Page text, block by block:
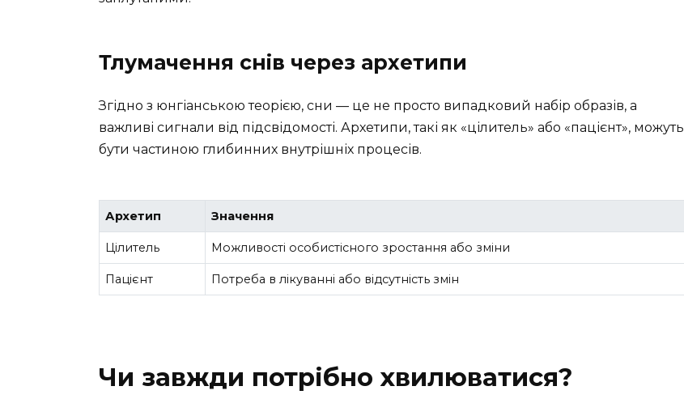
Тлумачення снів через архетипи
Згідно з юнгіанською теорією, сни — це не просто випадковий набір образів, а
важливі сигнали від підсвідомості. Архетипи, такі як «цілитель» або «пацієнт», можуть
бути частиною глибинних внутрішніх процесів.
Архетип Значення
Цілитель Можливості особистісного зростання або зміни
Пацієнт Потреба в лікуванні або відсутність змін
Чи завжди потрібно хвилюватися?